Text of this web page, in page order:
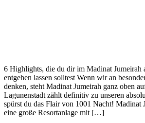
6 Highlights, die du dir im Madinat Jumeirah
entgehen lassen solltest Wenn wir an
denken, steht Madinat Jumeirah ganz oben
Lagunenstadt zählt definitiv zu unseren
spürst du das Flair von 1001 Nacht! Madinat
eine große Resortanlage mit […]